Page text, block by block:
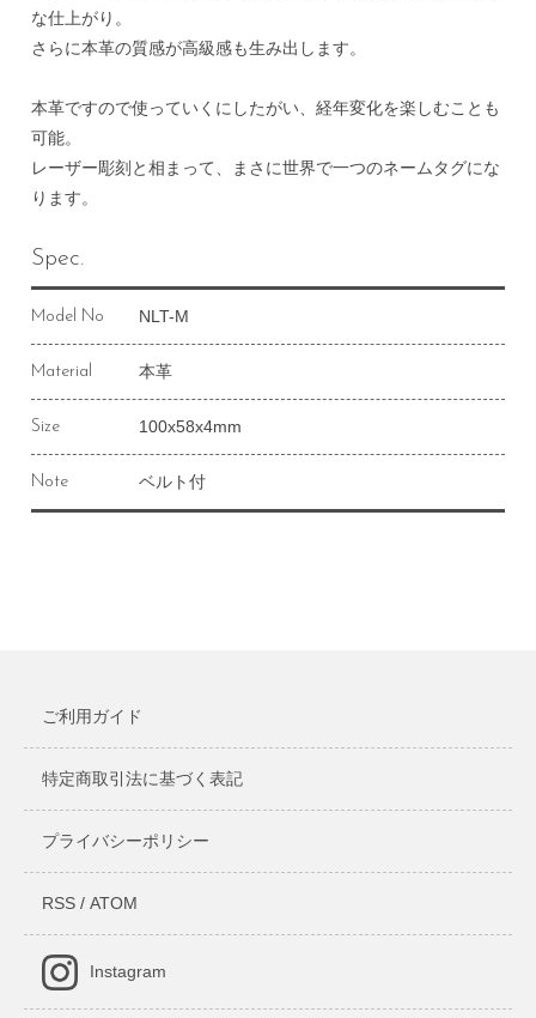
な仕上がり。
さらに本革の質感が高級感も生み出します。
本革ですので使っていくにしたがい、経年変化を楽しむことも
可能。
レーザー彫刻と相まって、まさに世界で一つのネームタグにな
ります。
Spec.
Model No NLT-M
Material 本革
Size 100x58x4mm
Note ベルト付
ご利用ガイド
特定商取引法に基づく表記
プライバシーポリシー
RSS/ ATOM
Instagram